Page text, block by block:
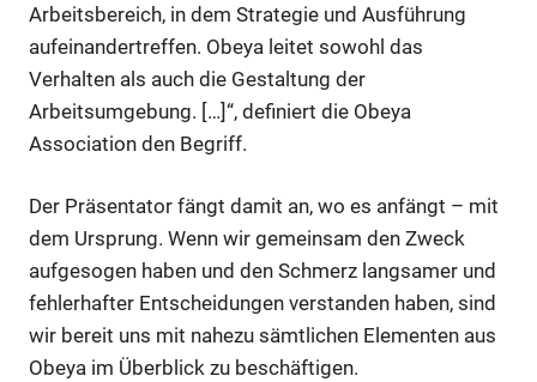
Arbeitsbereich, in dem Strategie und Ausführung
aufeinandertreffen. Obeya leitet sowohl das
Verhalten als auch die Gestaltung der
Arbeitsumgebung. […]“, definiert die Obeya
Association den Begriff.
Der Präsentator fängt damit an, wo es anfängt – mit
dem Ursprung. Wenn wir gemeinsam den Zweck
aufgesogen haben und den Schmerz langsamer und
fehlerhafter Entscheidungen verstanden haben, sind
wir bereit uns mit nahezu sämtlichen Elementen aus
Obeya im Überblick zu beschäftigen.